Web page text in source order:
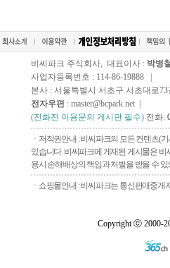
비씨파크 주식회사, 대표이사 : 박병
사업자등록번호 : 114-86-19888 |
본사 : 서울특별시 서초구 서초대로73
전자우편 : master@bcpark.net |
(전화전 이용문의 게시판 필수) 전화:
ㆍ저작권안내 : 비씨파크의 모든 컨텐츠(
있습니다. 비씨파크에 게재된 게시물은
용시 손해배상의 책임과 처벌을 받을 수
ㆍ쇼핑몰안내 : 비씨파크는 통신판매중개
Copyright ⓒ 2000-